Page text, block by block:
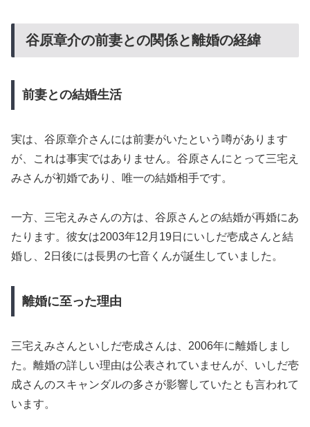
谷原章介の前妻との関係と離婚の経緯
前妻との結婚生活
実は、谷原章介さんには前妻がいたという噂があります
が、これは事実ではありません。谷原さんにとって三宅え
みさんが初婚であり、唯一の結婚相手です。
一方、三宅えみさんの方は、谷原さんとの結婚が再婚にあ
たります。彼女は2003年12月19日にいしだ壱成さんと結
婚し、2日後には長男の七音くんが誕生していました。
離婚に至った理由
三宅えみさんといしだ壱成さんは、2006年に離婚しまし
た。離婚の詳しい理由は公表されていませんが、いしだ壱
成さんのスキャンダルの多さが影響していたとも言われて
います。